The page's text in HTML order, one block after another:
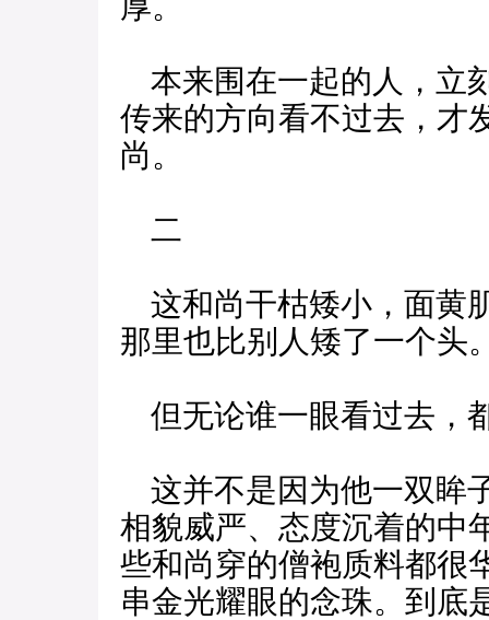
本来围在一起的人，立
传来的方向看不过去，才
尚。
二
这和尚干枯矮小，面黄
那里也比别人矮了一个头
但无论谁一眼看过去，
这并不是因为他一双眸
相貌威严、态度沉着的中
些和尚穿的僧袍质料都很
串金光耀眼的念珠。到底